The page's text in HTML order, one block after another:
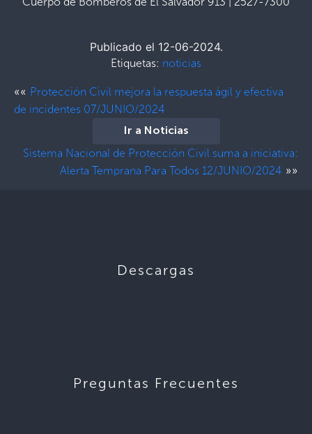
Publicado el 12-06-2024.
Etiquetas: noticias
«« Protección Civil mejora la respuesta ágil y efectiva
de incidentes 07/JUNIO/2024
Ir a Noticias
Sistema Nacional de Protección Civil suma a iniciativa:
Alerta Temprana Para Todos 12/JUNIO/2024 »»
Descargas
Preguntas Frecuentes